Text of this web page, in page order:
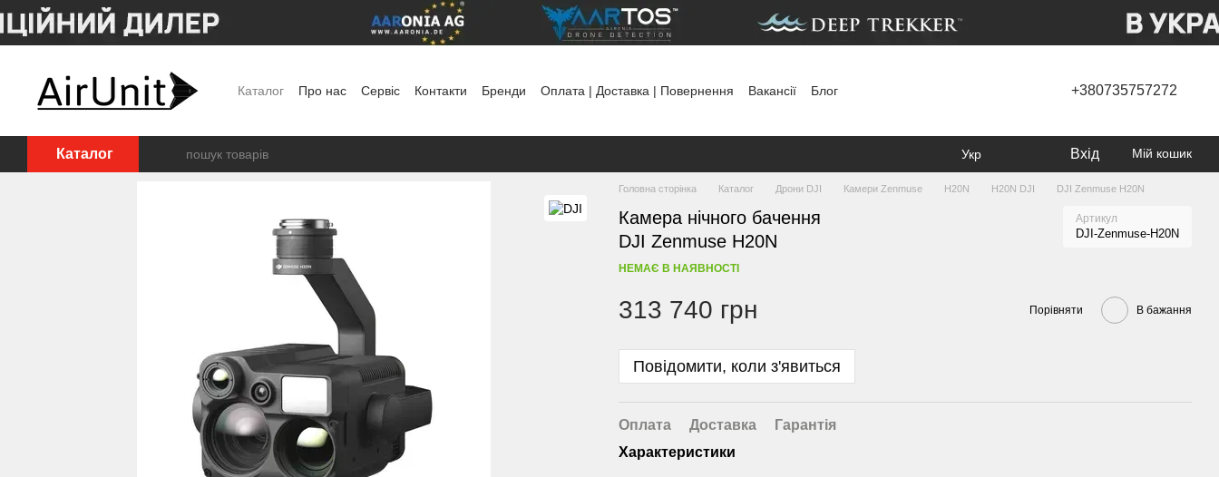
Перейти до основного контенту
Каталог Про нас Сервіс Контакти Бренди Оплата | Доставка | Повернення Вакансії
Блог
+380735757272
Каталог Укр Вхід Мій кошик
Головна сторінка Каталог Дрони DJI Камери Zenmuse H20N H20N DJI DJI Zenmuse H20N
Камера нічного бачення
DJI Zenmuse H20N
Артикул
DJI-Zenmuse-H20N
НЕМАЄ В НАЯВНОСТІ
313 740 грн Порівняти В бажання
Повідомити, коли з'явиться
Оплата Доставка
Гарантія
Характеристики